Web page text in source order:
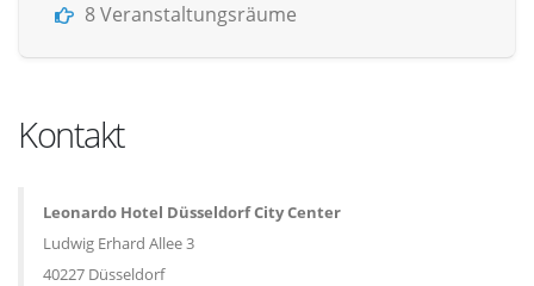
8 Veranstaltungsräume
Kontakt
Leonardo Hotel Düsseldorf City Center
Ludwig Erhard Allee 3
40227 Düsseldorf